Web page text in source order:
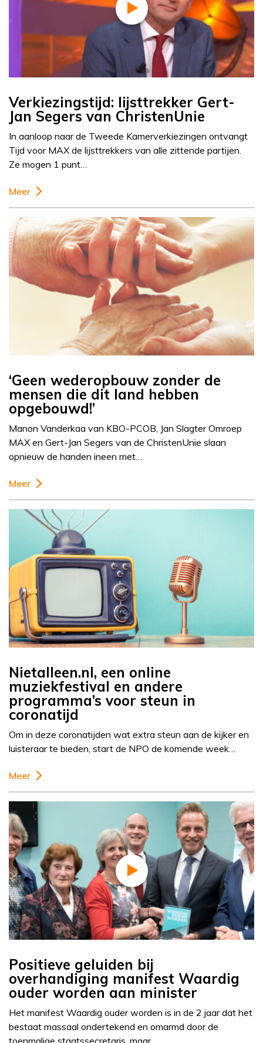
Verkiezingstijd: lijsttrekker Gert-
Jan Segers van ChristenUnie
In aanloop naar de Tweede Kamerverkiezingen ontvangt
Tijd voor MAX de lijsttrekkers van alle zittende partijen.
Ze mogen 1 punt…
Meer
‘Geen wederopbouw zonder de
mensen die dit land hebben
opgebouwd!’
Manon Vanderkaa van KBO-PCOB, Jan Slagter Omroep
MAX en Gert-Jan Segers van de ChristenUnie slaan
opnieuw de handen ineen met…
Meer
Nietalleen.nl, een online
muziekfestival en andere
programma’s voor steun in
coronatijd
Om in deze coronatijden wat extra steun aan de kijker en
luisteraar te bieden, start de NPO de komende week…
Meer
Positieve geluiden bij
overhandiging manifest Waardig
ouder worden aan minister
Het manifest Waardig ouder worden is in de 2 jaar dat het
bestaat massaal ondertekend en omarmd door de